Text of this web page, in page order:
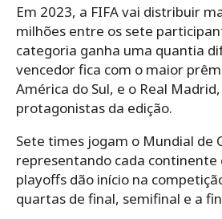
Em 2023, a FIFA vai distribuir
milhões entre os sete
categoria ganha uma quantia
vencedor fica com o maior
América do Sul, e o Real
protagonistas da edição.
Sete times jogam o Mundial de
representando cada continente
playoffs dão início na
quartas de final, semifinal e a